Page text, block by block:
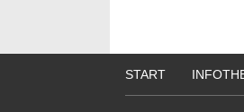
START